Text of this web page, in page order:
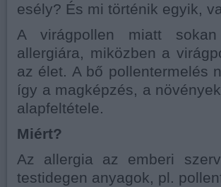
esély? És mi történik egyik,
A virágpollen miatt sokan
allergiára, miközben a
az élet. A bő pollentermelés
így a magképzés, a
alapfeltétele.
Miért?
Az allergia az emberi
testidegen anyagok, pl.